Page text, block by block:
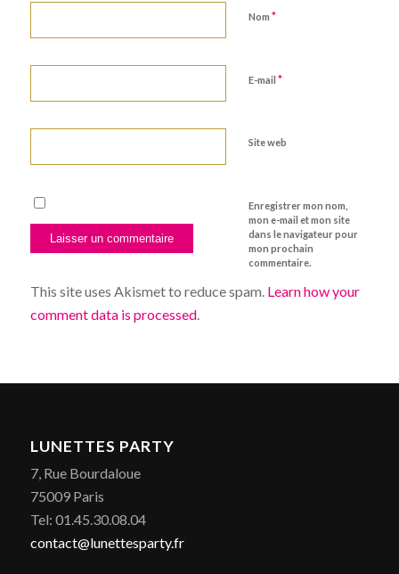
Nom *
E-mail *
Site web
Enregistrer mon nom,
mon e-mail et mon site
dans le navigateur pour
mon prochain
commentaire.
This site uses Akismet to reduce spam. Learn how your
comment data is processed.
LUNETTES PARTY
7, Rue Bourdaloue
75009 Paris
Tel: 01.45.30.08.04
contact@lunettesparty.fr